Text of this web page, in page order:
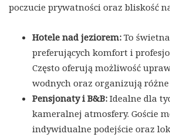
poczucie prywatności oraz bliskość
Hotele nad jeziorem: To
preferujących komfort i
Często oferują możliwość
wodnych oraz organizują
Pensjonaty i B&B: Idealne dla
kameralnej atmosfery. Goście
indywidualne podejście oraz